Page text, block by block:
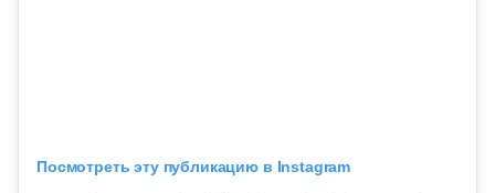
Посмотреть эту публикацию в Instagram